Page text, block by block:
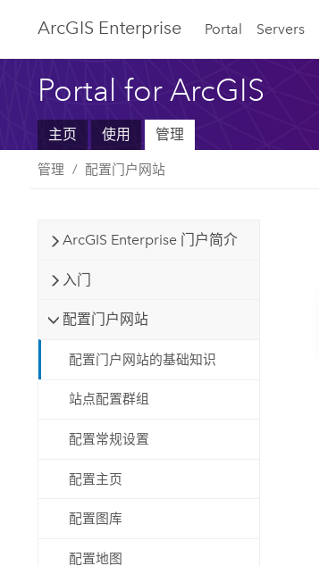
ArcGIS Enterprise Portal Servers
Portal for ArcGIS
主页 使用 管理
管理 配置门户网站
ArcGIS Enterprise 门户简介
入门
配置门户网站
配置门户网站的基础知识
站点配置群组
配置常规设置
配置主页
配置图库
配置地图